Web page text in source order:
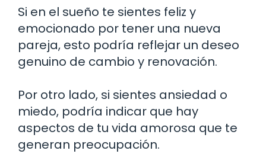
Si en el sueño te sientes feliz y
emocionado por tener una nueva
pareja, esto podría reflejar un deseo
genuino de cambio y renovación.
Por otro lado, si sientes ansiedad o
miedo, podría indicar que hay
aspectos de tu vida amorosa que te
generan preocupación.